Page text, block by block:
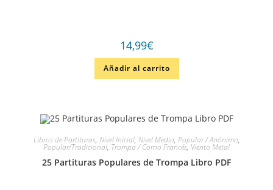
14,99€
Añadir al carrito
Libros de Partituras, Nivel Inicial, Nivel Medio, Popular / Anónimo,
Popular/Tradicional, Trompa / Corno Francés, Viento Metal
25 Partituras Populares de Trompa Libro PDF